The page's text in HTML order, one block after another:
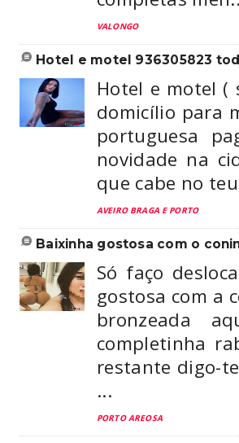
VALONGO
hotel e motel 936305823
Hotel e motel (
domicílio para
portuguesa
novidade na
que cabe no
AVEIRO BRAGA E PORTO
baixinha gostosa com o
Só faço
gostosa com a
bronzeada
completinha
restante digo-
...
PORTO AREOSA